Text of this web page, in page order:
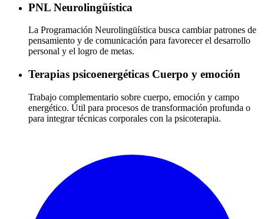
PNL Neurolingüística
La Programación Neurolingüística busca cambiar patrones de
pensamiento y de comunicación para favorecer el desarrollo
personal y el logro de metas.
Terapias psicoenergéticas Cuerpo y emoción
Trabajo complementario sobre cuerpo, emoción y campo
energético. Útil para procesos de transformación profunda o
para integrar técnicas corporales con la psicoterapia.